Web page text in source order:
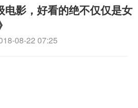
电影，好看的绝不仅仅是女
08-22 07:25